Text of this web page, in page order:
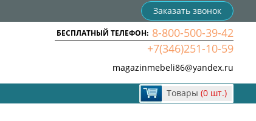
Заказать звонок
БЕСПЛАТНЫЙ ТЕЛЕФОН: 8-800-500-39-42
+7(346)251-10-59
magazinmebeli86@yandex.ru
Товары (0 шт.)